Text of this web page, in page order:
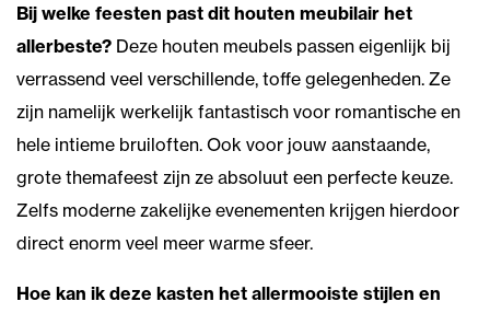
Bij welke feesten past dit houten meubilair het
allerbeste? Deze houten meubels passen eigenlijk bij
verrassend veel verschillende, toffe gelegenheden. Ze
zijn namelijk werkelijk fantastisch voor romantische en
hele intieme bruiloften. Ook voor jouw aanstaande,
grote themafeest zijn ze absoluut een perfecte keuze.
Zelfs moderne zakelijke evenementen krijgen hierdoor
direct enorm veel meer warme sfeer.
Hoe kan ik deze kasten het allermooiste stijlen en